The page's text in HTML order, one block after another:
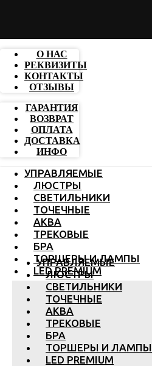
О НАС
РЕКВИЗИТЫ
КОНТАКТЫ
ОТЗЫВЫ
ГАРАНТИЯ
ВОЗВРАТ
ОПЛАТА
ДОСТАВКА
ИНФО
УПРАВЛЯЕМЫЕ
ЛЮСТРЫ
СВЕТИЛЬНИКИ
ТОЧЕЧНЫЕ
АКВА
ТРЕКОВЫЕ
БРА
ТОРШЕРЫ И ЛАМПЫ
LED PREMIUM
УПРАВЛЯЕМЫЕ
ЛЮСТРЫ
СВЕТИЛЬНИКИ
ТОЧЕЧНЫЕ
АКВА
ТРЕКОВЫЕ
БРА
ТОРШЕРЫ И ЛАМПЫ
LED PREMIUM